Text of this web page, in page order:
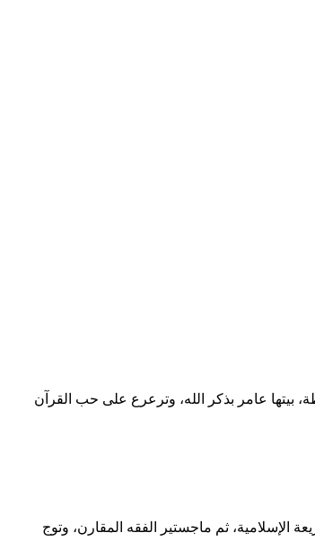
بيتها عامر بذكر الله، وترعرع على حب القرآن
الإسلامية، ثم ماجستير الفقه المقارن، وتوج